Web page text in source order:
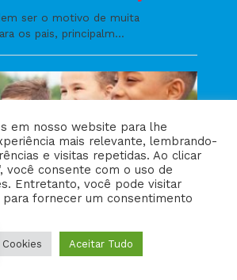
em nosso website para lhe
mais relevante, lembrando-
e visitas repetidas. Ao clicar
você consente com o uso de
Entretanto, você pode visitar
para fornecer um consentimento
Aceitar Tudo